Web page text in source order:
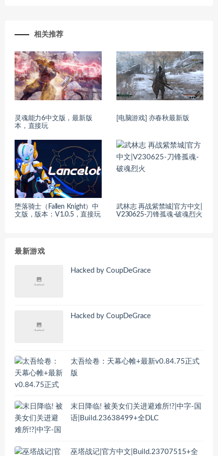
相关推荐
灵魂能力6中文版，最新版
本，直接玩
[电脑游戏] 亦春秋最新版
堕落骑士（Fallen Knight）中
文版，版本：V1.0.5，直接玩
武林志 再战紫禁城|官方中文|
V230625-刀锋孤魂-破魂烈火
最新游戏
Hacked by CoupDeGrace
Hacked by CoupDeGrace
太吾绘卷：天幕心帷+最新v0.84.75正式
版
末日降临! 被美女们关进避难所!?|中字-国
语|Build.23638499+全DLC
巫塔战记|官方中文|Build.23707515+全